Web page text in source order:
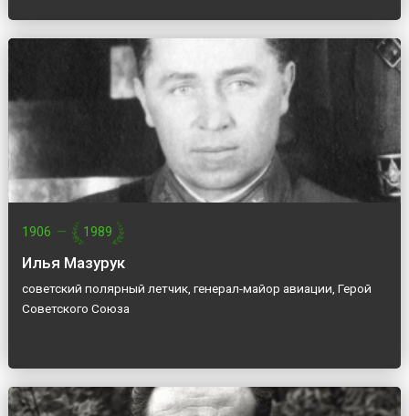
1906 — 1989
Илья Мазурук
советский полярный летчик, генерал-майор авиации, Герой
Советского Союза